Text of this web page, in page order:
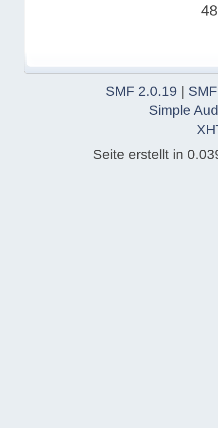
SMF 2.0.19 |
Simple
Seite erstellt in